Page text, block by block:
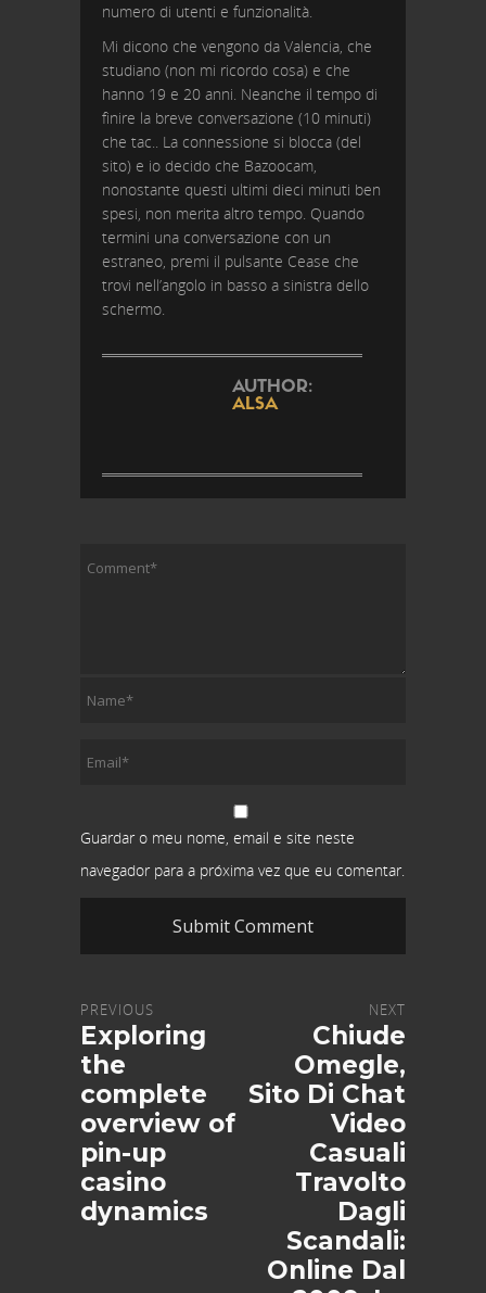
numero di utenti e funzionalità.
Mi dicono che vengono da Valencia, che
studiano (non mi ricordo cosa) e che
hanno 19 e 20 anni. Neanche il tempo di
finire la breve conversazione (10 minuti)
che tac.. La connessione si blocca (del
sito) e io decido che Bazoocam,
nonostante questi ultimi dieci minuti ben
spesi, non merita altro tempo. Quando
termini una conversazione con un
estraneo, premi il pulsante Cease che
trovi nell’angolo in basso a sinistra dello
schermo.
AUTHOR:
ALSA
Guardar o meu nome, email e site neste
navegador para a próxima vez que eu comentar.
PREVIOUS
Exploring
the
complete
overview of
pin-up
casino
dynamics
NEXT
Chiude
Omegle,
Sito Di Chat
Video
Casuali
Travolto
Dagli
Scandali:
Online Dal